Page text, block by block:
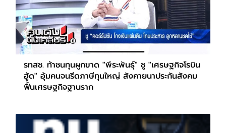
รทสช. ท้าชนทุนผูกขาด "พีระพันธุ์" ชู "เศรษฐกิจโรบิน
ฮู้ด" อุ้มคนจนรีดภาษีทุนใหญ่ สังคายนาประกันสังคม
ฟื้นเศรษฐกิจฐานราก